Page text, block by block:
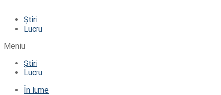
Știri
Lucru
Meniu
Știri
Lucru
În lume